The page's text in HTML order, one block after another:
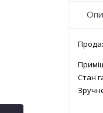
Стан